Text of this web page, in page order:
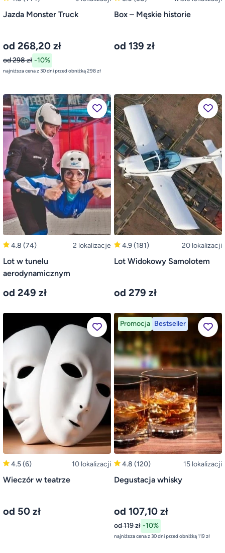
Jazda Monster Truck
od 268,20 zł
od 298 zł -10%
najniższa cena z 30 dni przed obniżką 298 zł
Box – Męskie historie
od 139 zł
4.8 (74) 2 lokalizacje
Lot w tunelu
aerodynamicznym
od 249 zł
4.9(181) 20 lokalizacji
Lot Widokowy Samolotem
od 279 zł
4.5(6) 10 lokalizacji
Wieczór w teatrze
od 50 zł
Promocja Bestseller
4.8 (120) 15 lokalizacji
Degustacja whisky
od 107,10 zł
od 119 zł -10%
najniższa cena z 30 dni przed obniżką 119 zł